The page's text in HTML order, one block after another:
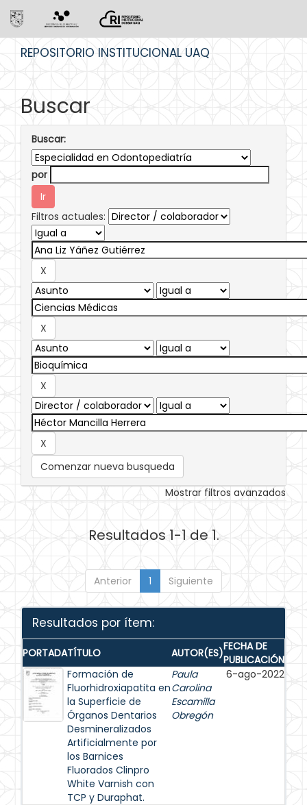
REPOSITORIO INSTITUCIONAL UAQ
Buscar
Buscar:
por
Filtros actuales:
Comenzar nueva busqueda
Mostrar filtros avanzados
Resultados 1-1 de 1.
Anterior 1 Siguiente
Resultados por ítem:
PORTADATÍTULO AUTOR(ES)FECHA DE
PUBLICACIÓN
Formación de
Fluorhidroxiapatita en
la Superficie de
Órganos Dentarios
Desmineralizados
Artificialmente por
los Barnices
Fluorados Clinpro
White Varnish con
TCP y Duraphat.
Paula
Carolina
Escamilla
Obregón
6-ago-2022